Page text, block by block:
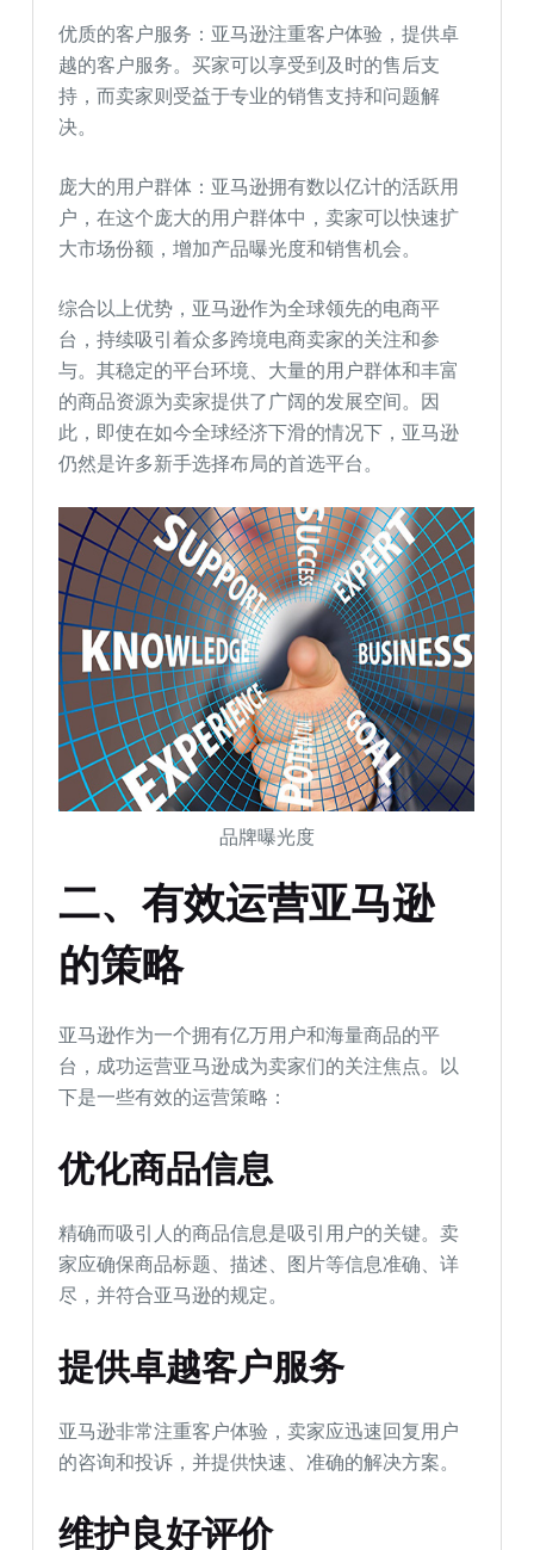
优质的客户服务：亚马逊注重客户体验，提供卓
越的客户服务。买家可以享受到及时的售后支
持，而卖家则受益于专业的销售支持和问题解
决。
庞大的用户群体：亚马逊拥有数以亿计的活跃用
户，在这个庞大的用户群体中，卖家可以快速扩
大市场份额，增加产品曝光度和销售机会。
综合以上优势，亚马逊作为全球领先的电商平
台，持续吸引着众多跨境电商卖家的关注和参
与。其稳定的平台环境、大量的用户群体和丰富
的商品资源为卖家提供了广阔的发展空间。因
此，即使在如今全球经济下滑的情况下，亚马逊
仍然是许多新手选择布局的首选平台。
品牌曝光度
二、有效运营亚马逊
的策略
亚马逊作为一个拥有亿万用户和海量商品的平
台，成功运营亚马逊成为卖家们的关注焦点。以
下是一些有效的运营策略：
优化商品信息
精确而吸引人的商品信息是吸引用户的关键。卖
家应确保商品标题、描述、图片等信息准确、详
尽，并符合亚马逊的规定。
提供卓越客户服务
亚马逊非常注重客户体验，卖家应迅速回复用户
的咨询和投诉，并提供快速、准确的解决方案。
维护良好评价